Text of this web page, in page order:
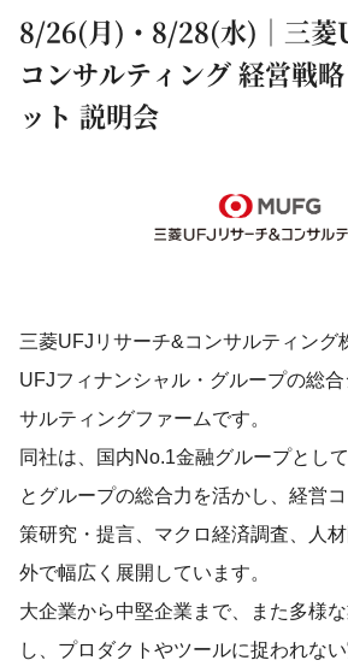
8/26(月)・8/28(水)｜三菱
コンサルティング 経営戦
ット 説明会
三菱UFJリサーチ&コンサルティング
UFJフィナンシャル・グループの総
サルティングファームです。
同社は、国内No.1金融グループとし
とグループの総合力を活かし、経営
策研究・提言、マクロ経済調査、人
外で幅広く展開しています。
大企業から中堅企業まで、また多様
し、プロダクトやツールに捉われな